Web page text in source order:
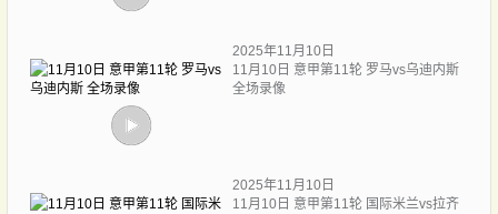
2025年11月10日
11月10日 意甲第11轮 罗马vs乌迪内斯
全场录像
2025年11月10日
11月10日 意甲第11轮 国际米兰vs拉齐